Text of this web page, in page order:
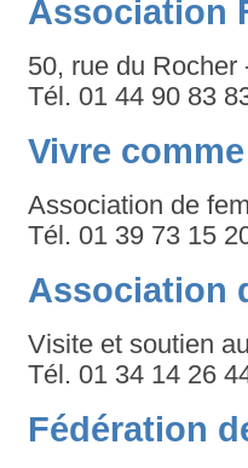
Association
50, rue du Rocher
Tél. 01 44 90 83
Vivre
Association de
Tél. 01 39 73 15
Association
Visite et soutien
Tél. 01 34 14 26
Fédération